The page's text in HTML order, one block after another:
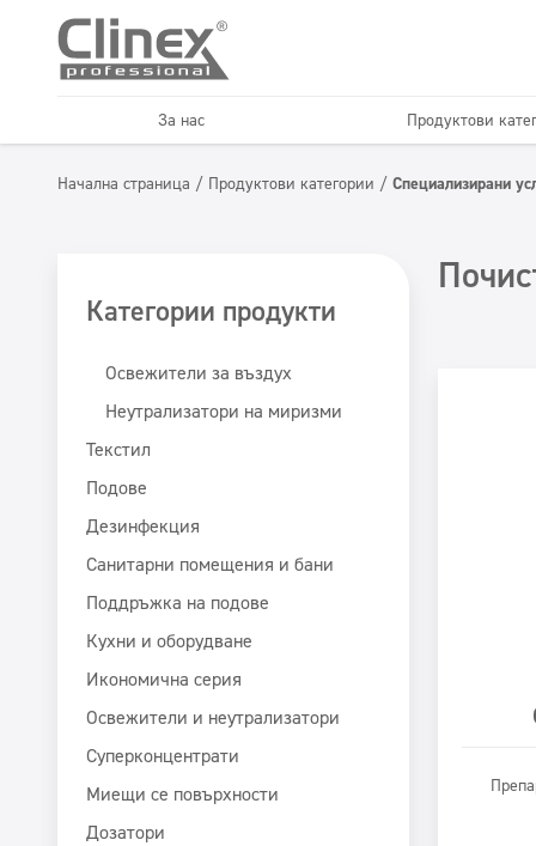
За нас Продуктови
неутрализатори
Хорец
Начална страница / Продуктови категории / Специализирани
Категории продукти
Освежители за въздух
Неутрализатори на миризми
Текстил
Подове
Дезинфекция
Санитарни помещения и бани
Поддръжка на подове
Кухни и оборудване
Икономична серия
Освежители и неутрализатори
Суперконцентрати
Миещи се повърхности
Дозатори